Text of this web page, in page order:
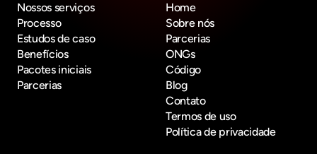
Nossos serviços
Processo
Estudos de caso
Benefícios
Pacotes iniciais
Parcerias
Home
Sobre nós
Parcerias
ONGs
Código
Blog
Contato
Termos de uso
Política de privacidade